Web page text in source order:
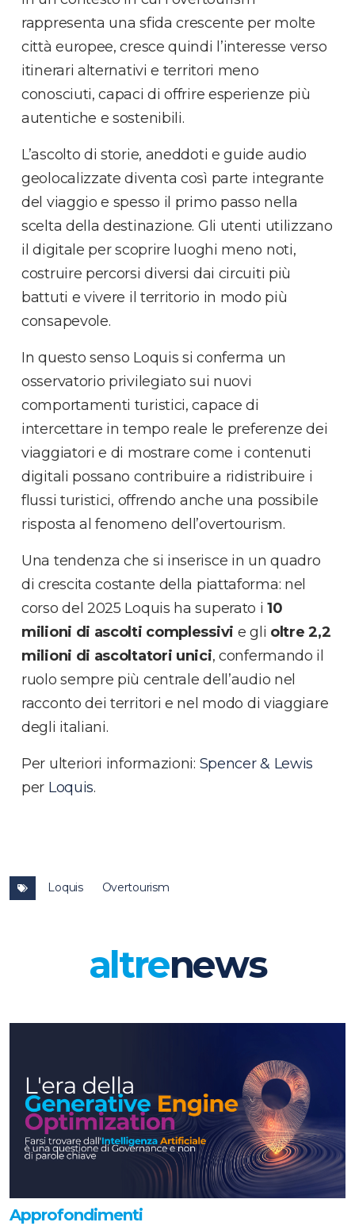
rappresenta una sfida crescente per molte
città europee, cresce quindi l’interesse verso
itinerari alternativi e territori meno
conosciuti, capaci di offrire esperienze più
autentiche e sostenibili.
L’ascolto di storie, aneddoti e guide audio
geolocalizzate diventa così parte integrante
del viaggio e spesso il primo passo nella
scelta della destinazione. Gli utenti utilizzano
il digitale per scoprire luoghi meno noti,
costruire percorsi diversi dai circuiti più
battuti e vivere il territorio in modo più
consapevole.
In questo senso Loquis si conferma un
osservatorio privilegiato sui nuovi
comportamenti turistici, capace di
intercettare in tempo reale le preferenze dei
viaggiatori e di mostrare come i contenuti
digitali possano contribuire a ridistribuire i
flussi turistici, offrendo anche una possibile
risposta al fenomeno dell’overtourism.
Una tendenza che si inserisce in un quadro
di crescita costante della piattaforma: nel
corso del 2025 Loquis ha superato i10
milioni di ascolti complessivi e gli oltre 2,2
milioni di ascoltatori unici, confermando il
ruolo sempre più centrale dell’audio nel
racconto dei territori e nel modo di viaggiare
degli italiani.
Per ulteriori informazioni: Spencer & Lewis
per Loquis.
Loquis Overtourism
altrenews
Approfondimenti